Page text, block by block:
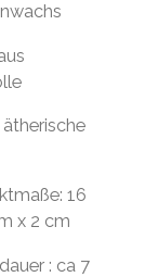
16
x 2 cm
: ca 7